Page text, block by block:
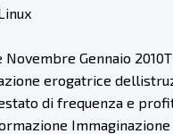
Gennaio
erogatrice
di frequenza e
Immaginazione